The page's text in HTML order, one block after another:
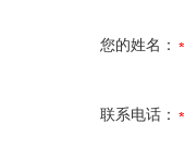
您的姓名：
联系电话：